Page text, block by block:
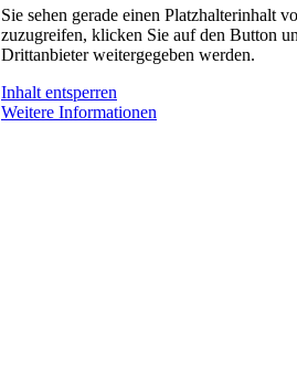
Sie sehen gerade einen Platzhalterinhalt
zuzugreifen, klicken Sie auf den Button
Drittanbieter weitergegeben werden.
Inhalt entsperren
Weitere Informationen